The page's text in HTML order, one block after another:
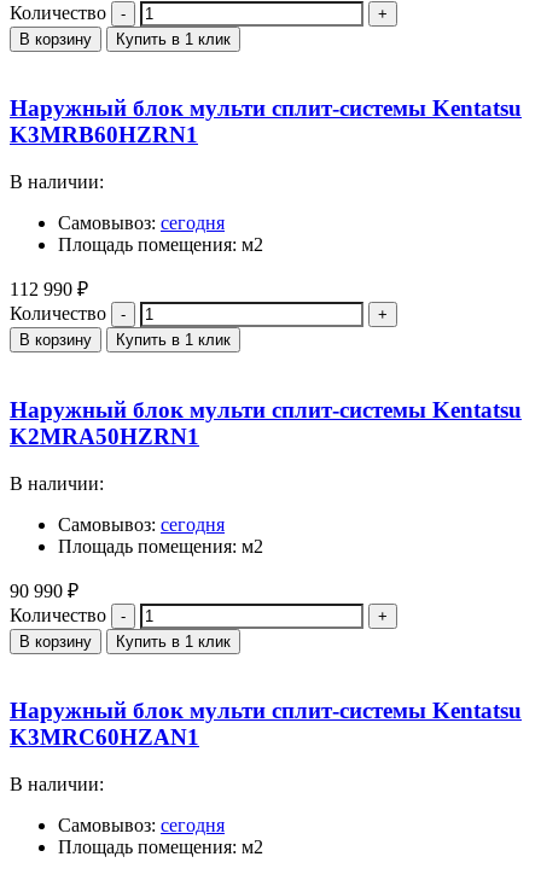
Количество
В корзину Купить в 1 клик
Наружный блок мульти сплит-системы Kentatsu
K3MRB60HZRN1
В наличии:
Самовывоз: сегодня
Площадь помещения: м2
112 990 ₽
Количество
В корзину Купить в 1 клик
Наружный блок мульти сплит-системы Kentatsu
K2MRA50HZRN1
В наличии:
Самовывоз: сегодня
Площадь помещения: м2
90 990 ₽
Количество
В корзину Купить в 1 клик
Наружный блок мульти сплит-системы Kentatsu
K3MRC60HZAN1
В наличии:
Самовывоз: сегодня
Площадь помещения: м2